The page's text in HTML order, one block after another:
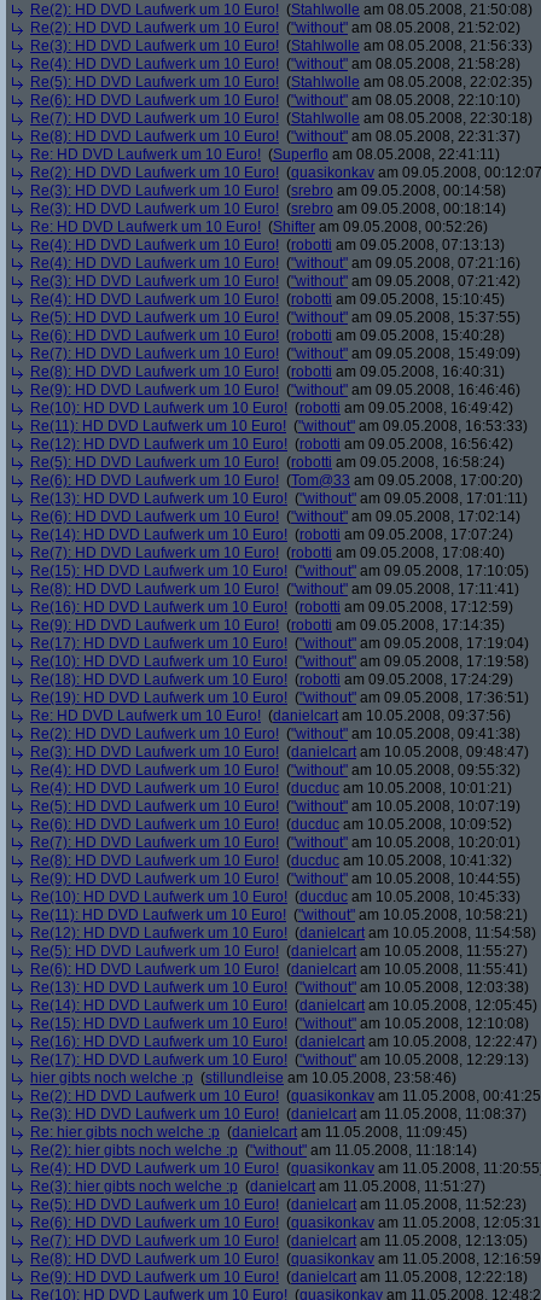
Re(2): HD DVD Laufwerk um 10 Euro! (Stahlwolle am 08.05.2008, 21:50:08)
Re(2): HD DVD Laufwerk um 10 Euro! ("without" am 08.05.2008, 21:52:02)
Re(3): HD DVD Laufwerk um 10 Euro! (Stahlwolle am 08.05.2008, 21:56:33)
Re(4): HD DVD Laufwerk um 10 Euro! ("without" am 08.05.2008, 21:58:28)
Re(5): HD DVD Laufwerk um 10 Euro! (Stahlwolle am 08.05.2008, 22:02:35)
Re(6): HD DVD Laufwerk um 10 Euro! ("without" am 08.05.2008, 22:10:10)
Re(7): HD DVD Laufwerk um 10 Euro! (Stahlwolle am 08.05.2008, 22:30:18)
Re(8): HD DVD Laufwerk um 10 Euro! ("without" am 08.05.2008, 22:31:37)
Re: HD DVD Laufwerk um 10 Euro! (Superflo am 08.05.2008, 22:41:11)
Re(2): HD DVD Laufwerk um 10 Euro! (quasikonkav am 09.05.2008,
Re(3): HD DVD Laufwerk um 10 Euro! (srebro am 09.05.2008, 00:14:58)
Re(3): HD DVD Laufwerk um 10 Euro! (srebro am 09.05.2008, 00:18:14)
Re: HD DVD Laufwerk um 10 Euro! (Shifter am 09.05.2008, 00:52:26)
Re(4): HD DVD Laufwerk um 10 Euro! (robotti am 09.05.2008, 07:13:13)
Re(4): HD DVD Laufwerk um 10 Euro! ("without" am 09.05.2008, 07:21:16)
Re(3): HD DVD Laufwerk um 10 Euro! ("without" am 09.05.2008, 07:21:42)
Re(4): HD DVD Laufwerk um 10 Euro! (robotti am 09.05.2008, 15:10:45)
Re(5): HD DVD Laufwerk um 10 Euro! ("without" am 09.05.2008, 15:37:55)
Re(6): HD DVD Laufwerk um 10 Euro! (robotti am 09.05.2008, 15:40:28)
Re(7): HD DVD Laufwerk um 10 Euro! ("without" am 09.05.2008, 15:49:09)
Re(8): HD DVD Laufwerk um 10 Euro! (robotti am 09.05.2008, 16:40:31)
Re(9): HD DVD Laufwerk um 10 Euro! ("without" am 09.05.2008, 16:46:46)
Re(10): HD DVD Laufwerk um 10 Euro! (robotti am 09.05.2008, 16:49:42)
Re(11): HD DVD Laufwerk um 10 Euro! ("without" am 09.05.2008, 16:53:33)
Re(12): HD DVD Laufwerk um 10 Euro! (robotti am 09.05.2008, 16:56:42)
Re(5): HD DVD Laufwerk um 10 Euro! (robotti am 09.05.2008, 16:58:24)
Re(6): HD DVD Laufwerk um 10 Euro! (Tom@33 am 09.05.2008, 17:00:20)
Re(13): HD DVD Laufwerk um 10 Euro! ("without" am 09.05.2008, 17:01:11)
Re(6): HD DVD Laufwerk um 10 Euro! ("without" am 09.05.2008, 17:02:14)
Re(14): HD DVD Laufwerk um 10 Euro! (robotti am 09.05.2008, 17:07:24)
Re(7): HD DVD Laufwerk um 10 Euro! (robotti am 09.05.2008, 17:08:40)
Re(15): HD DVD Laufwerk um 10 Euro! ("without" am 09.05.2008, 17:10:05)
Re(8): HD DVD Laufwerk um 10 Euro! ("without" am 09.05.2008, 17:11:41)
Re(16): HD DVD Laufwerk um 10 Euro! (robotti am 09.05.2008, 17:12:59)
Re(9): HD DVD Laufwerk um 10 Euro! (robotti am 09.05.2008, 17:14:35)
Re(17): HD DVD Laufwerk um 10 Euro! ("without" am 09.05.2008, 17:19:04)
Re(10): HD DVD Laufwerk um 10 Euro! ("without" am 09.05.2008, 17:19:58)
Re(18): HD DVD Laufwerk um 10 Euro! (robotti am 09.05.2008, 17:24:29)
Re(19): HD DVD Laufwerk um 10 Euro! ("without" am 09.05.2008, 17:36:51)
Re: HD DVD Laufwerk um 10 Euro! (danielcart am 10.05.2008, 09:37:56)
Re(2): HD DVD Laufwerk um 10 Euro! ("without" am 10.05.2008, 09:41:38)
Re(3): HD DVD Laufwerk um 10 Euro! (danielcart am 10.05.2008, 09:48:47)
Re(4): HD DVD Laufwerk um 10 Euro! ("without" am 10.05.2008, 09:55:32)
Re(4): HD DVD Laufwerk um 10 Euro! (ducduc am 10.05.2008, 10:01:21)
Re(5): HD DVD Laufwerk um 10 Euro! ("without" am 10.05.2008, 10:07:19)
Re(6): HD DVD Laufwerk um 10 Euro! (ducduc am 10.05.2008, 10:09:52)
Re(7): HD DVD Laufwerk um 10 Euro! ("without" am 10.05.2008, 10:20:01)
Re(8): HD DVD Laufwerk um 10 Euro! (ducduc am 10.05.2008, 10:41:32)
Re(9): HD DVD Laufwerk um 10 Euro! ("without" am 10.05.2008, 10:44:55)
Re(10): HD DVD Laufwerk um 10 Euro! (ducduc am 10.05.2008, 10:45:33)
Re(11): HD DVD Laufwerk um 10 Euro! ("without" am 10.05.2008, 10:58:21)
Re(12): HD DVD Laufwerk um 10 Euro! (danielcart am 10.05.2008, 11:54:58)
Re(5): HD DVD Laufwerk um 10 Euro! (danielcart am 10.05.2008, 11:55:27)
Re(6): HD DVD Laufwerk um 10 Euro! (danielcart am 10.05.2008, 11:55:41)
Re(13): HD DVD Laufwerk um 10 Euro! ("without" am 10.05.2008, 12:03:38)
Re(14): HD DVD Laufwerk um 10 Euro! (danielcart am 10.05.2008, 12:05:45)
Re(15): HD DVD Laufwerk um 10 Euro! ("without" am 10.05.2008, 12:10:08)
Re(16): HD DVD Laufwerk um 10 Euro! (danielcart am 10.05.2008, 12:22:47)
Re(17): HD DVD Laufwerk um 10 Euro! ("without" am 10.05.2008, 12:29:13)
hier gibts noch welche :p (stillundleise am 10.05.2008, 23:58:46)
Re(2): HD DVD Laufwerk um 10 Euro! (quasikonkav am 11.05.2008,
Re(3): HD DVD Laufwerk um 10 Euro! (danielcart am 11.05.2008, 11:08:37)
Re: hier gibts noch welche :p (danielcart am 11.05.2008, 11:09:45)
Re(2): hier gibts noch welche :p ("without" am 11.05.2008, 11:18:14)
Re(4): HD DVD Laufwerk um 10 Euro! (quasikonkav am 11.05.2008,
Re(3): hier gibts noch welche :p (danielcart am 11.05.2008, 11:51:27)
Re(5): HD DVD Laufwerk um 10 Euro! (danielcart am 11.05.2008, 11:52:23)
Re(6): HD DVD Laufwerk um 10 Euro! (quasikonkav am 11.05.2008,
Re(7): HD DVD Laufwerk um 10 Euro! (danielcart am 11.05.2008, 12:13:05)
Re(8): HD DVD Laufwerk um 10 Euro! (quasikonkav am 11.05.2008,
Re(9): HD DVD Laufwerk um 10 Euro! (danielcart am 11.05.2008, 12:22:18)
Re(10): HD DVD Laufwerk um 10 Euro! (quasikonkav am 11.05.2008,